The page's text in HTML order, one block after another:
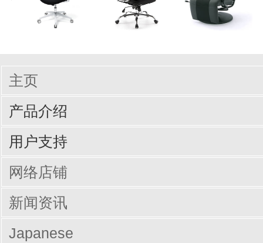
主页
产品介绍
输入周边设备
网线/线缆
电脑配件
手机/平板配件
桌子
椅子
商业办公
用户支持
驱动/说明书下载
Q&A（常见问题）
网络店铺
新闻资讯
Japanese